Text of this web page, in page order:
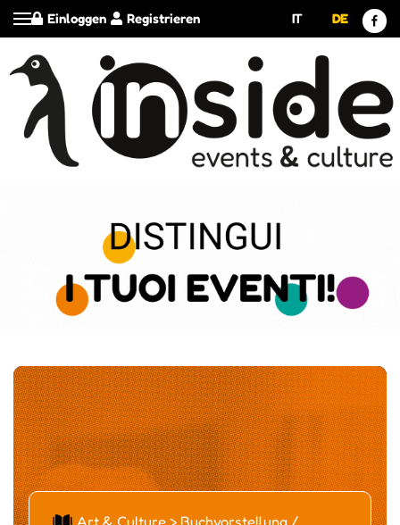
Registrieren
Einloggen IT DE
ą